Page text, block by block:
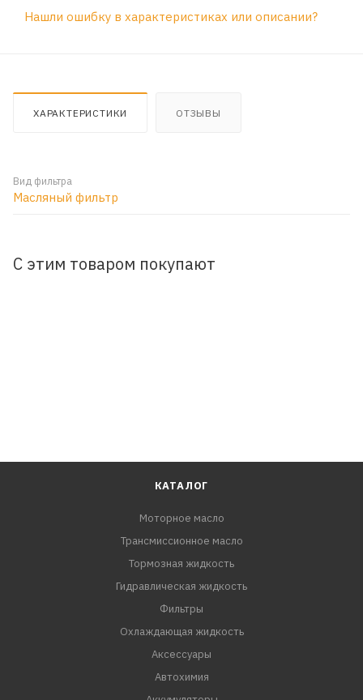
Нашли ошибку в характеристиках или описании?
ХАРАКТЕРИСТИКИ ОТЗЫВЫ
Вид фильтра
Масляный фильтр
С этим товаром покупают
КАТАЛОГ
Моторное масло
Трансмиссионное масло
Тормозная жидкость
Гидравлическая жидкость
Фильтры
Охлаждающая жидкость
Аксессуары
Автохимия